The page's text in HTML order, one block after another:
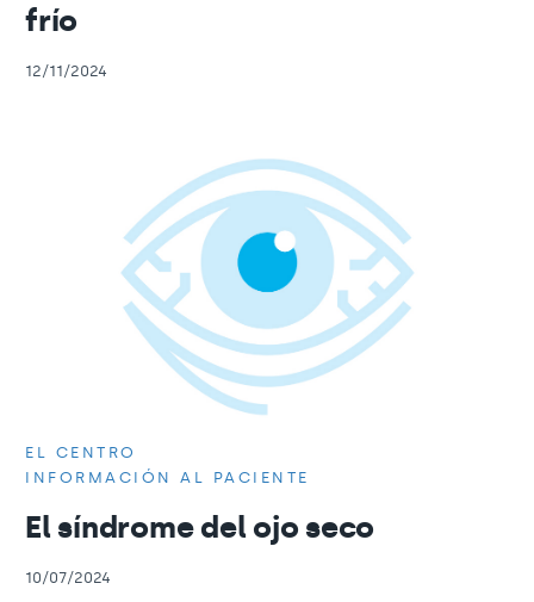
frío
12/11/2024
EL CENTRO
INFORMACIÓN AL PACIENTE
El síndrome del ojo seco
10/07/2024